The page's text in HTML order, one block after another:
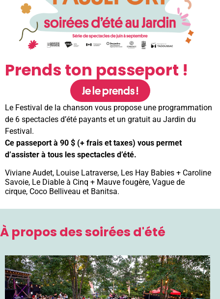
Prends ton passeport !
Je le prends !
Le Festival de la chanson vous propose une programmation
de 6 spectacles d’été payants et un gratuit au Jardin du
Festival.
Ce passeport à 90 $ (+ frais et taxes) vous permet
d’assister à tous les spectacles d’été.
Viviane Audet, Louise Latraverse, Les Hay Babies + Caroline
Savoie, Le Diable à Cinq + Mauve fougère, Vague de
cirque, Coco Belliveau et Banitsa.
À propos des soirées d'été